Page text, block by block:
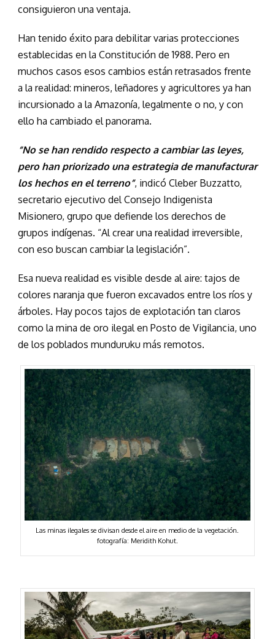
consiguieron una ventaja.
Han tenido éxito para debilitar varias protecciones
establecidas en la Constitución de 1988. Pero en
muchos casos esos cambios están retrasados frente
a la realidad: mineros, leñadores y agricultores ya han
incursionado a la Amazonía, legalmente o no, y con
ello ha cambiado el panorama.
“No se han rendido respecto a cambiar las leyes,
pero han priorizado una estrategia de manufacturar
los hechos en el terreno”, indicó Cleber Buzzatto,
secretario ejecutivo del Consejo Indigenista
Misionero, grupo que defiende los derechos de
grupos indígenas. “Al crear una realidad irreversible,
con eso buscan cambiar la legislación”.
Esa nueva realidad es visible desde al aire: tajos de
colores naranja que fueron excavados entre los ríos y
árboles. Hay pocos tajos de explotación tan claros
como la mina de oro ilegal en Posto de Vigilancia, uno
de los poblados munduruku más remotos.
Las minas ilegales se divisan desde el aire en medio de la vegetación.
fotografía: Meridith Kohut.